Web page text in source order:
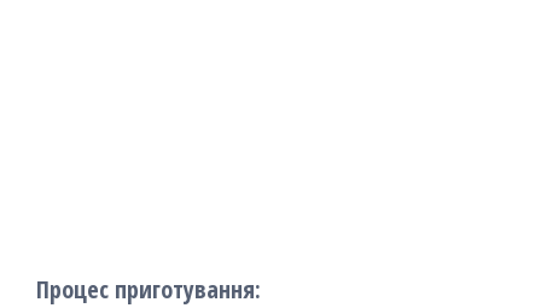
Процес приготування: